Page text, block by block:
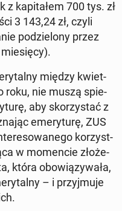
z ka­pi­ta­łem 700 tys. zł
3 143,24 zł, czyli
po­dzie­lo­ny przez
między kwiet­
roku, nie muszą spie­
aby sko­rzy­stać z
eme­ry­tu­rę, ZUS
ko­rzyst­
w mo­men­cie zło­że­
która obo­wią­zy­wa­ła,
– i przyj­mu­je